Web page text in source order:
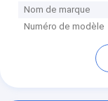
Nom de marque
Numéro de modèle